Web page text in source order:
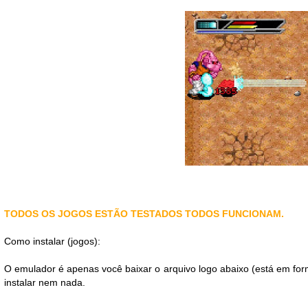
TODOS OS JOGOS ESTÃO TESTADOS TODOS FUNCIONAM.
Como instalar (jogos):
O emulador é apenas você baixar o arquivo logo abaixo (está em
instalar nem nada.